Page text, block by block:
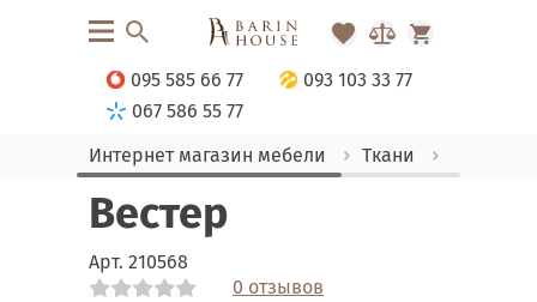
095 585 66 77
093 103 33 77
067 586 55 77
Интернет магазин мебели
Ткани
Вестер
Арт. 210568
0 отзывов